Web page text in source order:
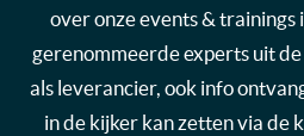
over onze events & trainings
gerenommeerde experts uit de
als leverancier, ook info
in de kijker kan zetten via de